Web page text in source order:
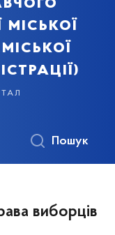
міської
Пошук
виборців